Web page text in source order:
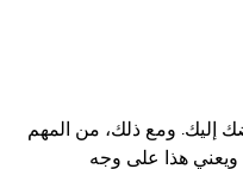
إليك. ومع ذلك، من المهم
ويعني هذا على وجه